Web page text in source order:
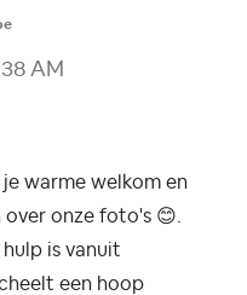
AM
je warme welkom en
over onze foto's 😊
is vanuit
een hoop